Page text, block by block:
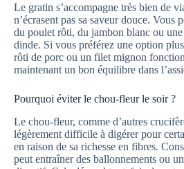
Le gratin s’accompagne très bien de
n’écrasent pas sa saveur douce. Vous
du poulet rôti, du jambon blanc ou une
dinde. Si vous préférez une option
rôti de porc ou un filet mignon
maintenant un bon équilibre dans
Pourquoi éviter le chou-fleur le soir ?
Le chou-fleur, comme d’autres
légèrement difficile à digérer pour
en raison de sa richesse en fibres.
peut entraîner des ballonnements ou